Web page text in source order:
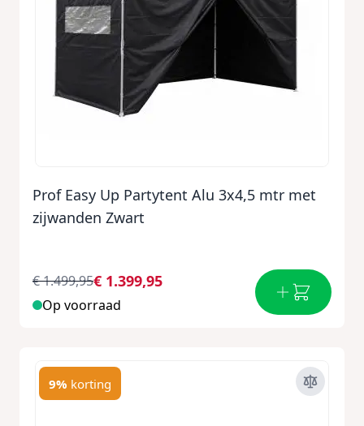
Prof Easy Up Partytent Alu 3x4,5 mtr met
zijwanden Zwart
€ 1.399,95
€ 1.499,95
Op voorraad
9% korting